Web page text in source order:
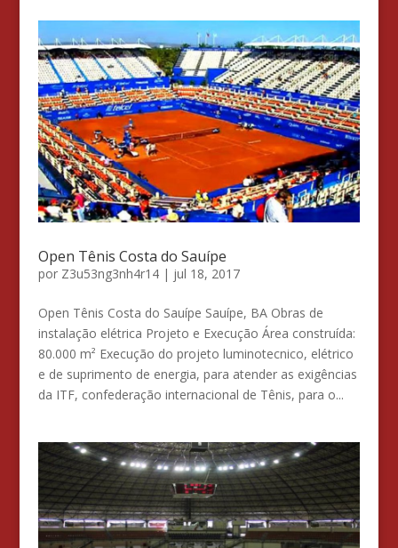
Open Tênis Costa do Sauípe
por Z3u53ng3nh4r14| jul 18, 2017
Open Tênis Costa do Sauípe Sauípe, BA Obras de
instalação elétrica Projeto e Execução Área construída:
80.000 m² Execução do projeto luminotecnico, elétrico
e de suprimento de energia, para atender as exigências
da ITF, confederação internacional de Tênis, para o...